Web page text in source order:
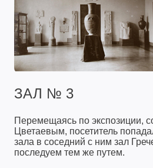
ЗАЛ № 3
Перемещаясь по экспозиции,
Цветаевым, посетитель
зала в соседний с ним зал
последуем тем же путем.